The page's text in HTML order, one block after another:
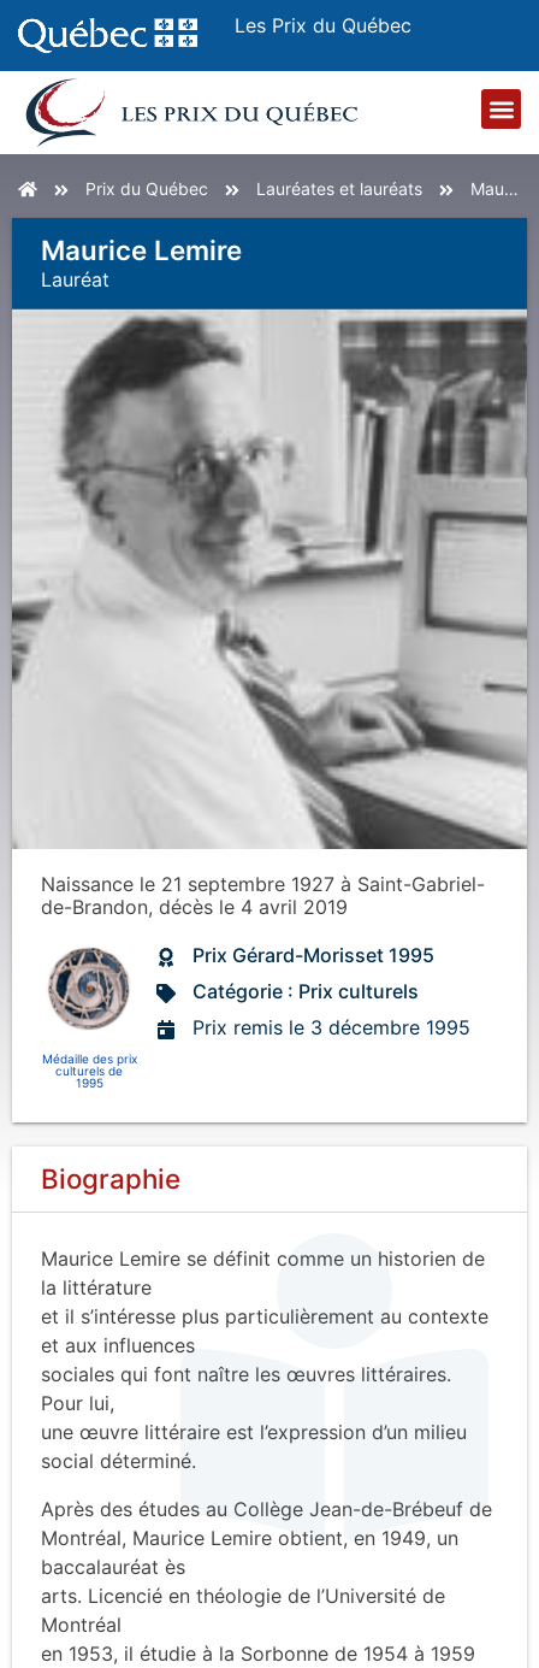
Les Prix du Québec
AccueilPrix du Québec Lauréates et lauréats Maurice Lemire
Maurice Lemire
Lauréat
Naissance le 21 septembre 1927 à Saint-Gabriel-
de-Brandon, décès le 4 avril 2019
Médaille des prix
culturels de
1995
Prix Gérard-Morisset 1995
Catégorie : Prix culturels
Prix remis le 3 décembre 1995
Biographie
Maurice Lemire se définit comme un historien de
la littérature
et il s’intéresse plus particulièrement au contexte
et aux influences
sociales qui font naître les œuvres littéraires.
Pour lui,
une œuvre littéraire est l’expression d’un milieu
social déterminé.
Après des études au Collège Jean-de-Brébeuf de
Montréal, Maurice Lemire obtient, en 1949, un
baccalauréat ès
arts. Licencié en théologie de l’Université de
Montréal
en 1953, il étudie à la Sorbonne de 1954 à 1959